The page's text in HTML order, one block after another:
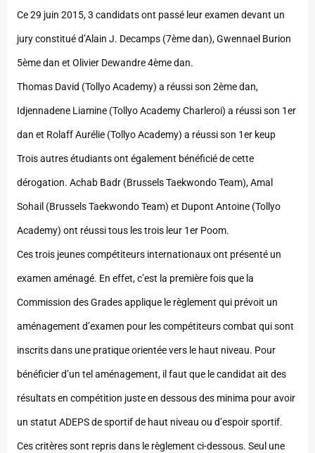
Ce 29 juin 2015, 3 candidats ont passé leur examen devant un
jury constitué d’Alain J. Decamps (7ème dan), Gwennael Burion
5ème dan et Olivier Dewandre 4ème dan.
Thomas David (Tollyo Academy) a réussi son 2ème dan,
Idjennadene Liamine (Tollyo Academy Charleroi) a réussi son 1er
dan et Rolaff Aurélie (Tollyo Academy) a réussi son 1er keup
Trois autres étudiants ont également bénéficié de cette
dérogation. Achab Badr (Brussels Taekwondo Team), Amal
Sohail (Brussels Taekwondo Team) et Dupont Antoine (Tollyo
Academy) ont réussi tous les trois leur 1er Poom.
Ces trois jeunes compétiteurs internationaux ont présenté un
examen aménagé. En effet, c’est la première fois que la
Commission des Grades applique le règlement qui prévoit un
aménagement d’examen pour les compétiteurs combat qui sont
inscrits dans une pratique orientée vers le haut niveau. Pour
bénéficier d’un tel aménagement, il faut que le candidat ait des
résultats en compétition juste en dessous des minima pour avoir
un statut ADEPS de sportif de haut niveau ou d’espoir sportif.
Ces critères sont repris dans le règlement ci-dessous. Seul une